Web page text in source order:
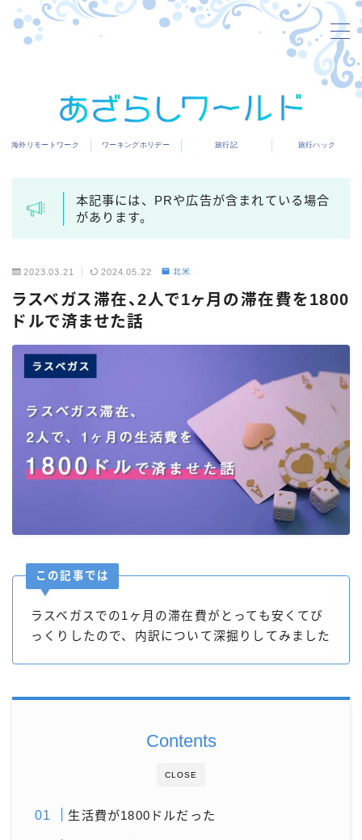
海外リモートワーク
ワーキングホリデー
旅行記
海外リモートワーク ワーキングホリデー 旅行記 旅行ハック
本記事には、PRや広告が含まれている場合
があります。
2023.03.21 2024.05.22 北米
ラスベガス滞在、2人で1ヶ月の滞在費を1800
ドルで済ませた話
この記事では
ラスベガスでの1ヶ月の滞在費がとっても安くてび
っくりしたので、内訳について深掘りしてみました
CLOSE
Contents
生活費が1800ドルだった